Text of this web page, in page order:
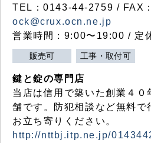
TEL：0143-44-2759 / FAX
ock@crux.ocn.ne.jp
営業時間：9:00〜19:00 / 定
販売可 工事・取付可
鍵と錠の専門店
当店は信用で築いた創業４０
舗です。防犯相談など無料で
お立ち寄りください。
http://nttbj.itp.ne.jp/